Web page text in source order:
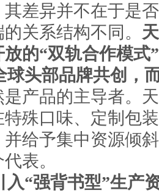
差异并不在于是
关系结构不同。
的“双轨合作模式
球头部品牌共创，
产品的主导者。
殊口味、定制包
给予集中资源倾
表。
入“强背书型”生产